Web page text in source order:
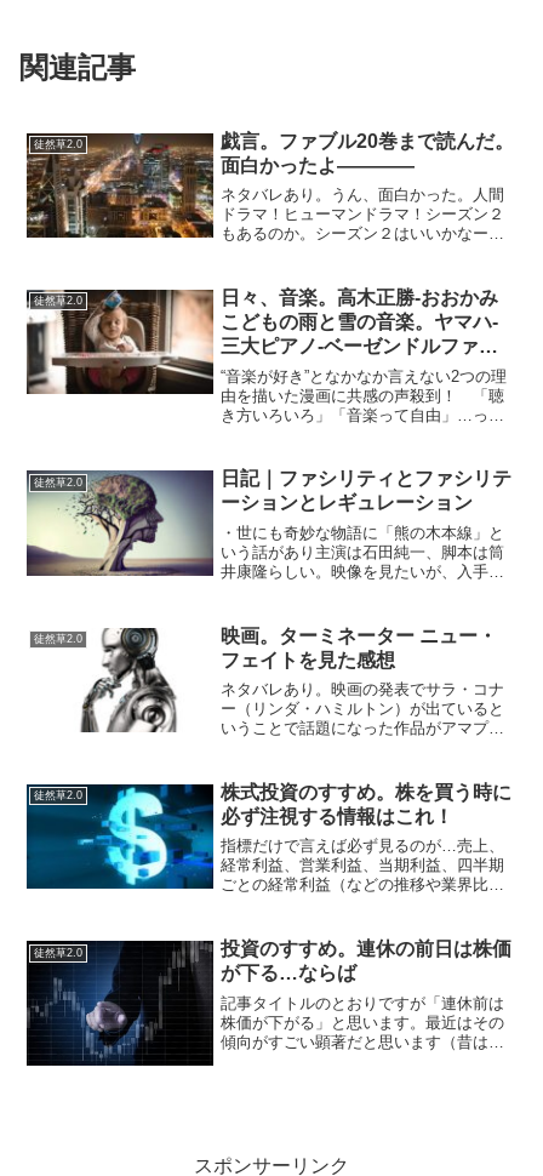
関連記事
徒然草2.0
戯言。ファブル20巻まで読んだ。
面白かったよ――――
ネタバレあり。うん、面白かった。人間
ドラマ！ヒューマンドラマ！シーズン２
もあるのか。シーズン２はいいかなーー
弟分である小島の話まではなんか先が読
めなくて不思議な感じだっ...
徒然草2.0
日々、音楽。高木正勝-おおかみ
こどもの雨と雪の音楽。ヤマハ-
三大ピアノ-ベーゼンドルファ
ー。
“音楽が好き”となかなか言えない2つの理
由を描いた漫画に共感の声殺到！ 「聴
き方いろいろ」「音楽って自由」…って
と米津玄師と星野源くらいしか知らない
ので「音楽が好き」とは...
徒然草2.0
日記｜ファシリティとファシリテ
ーションとレギュレーション
・世にも奇妙な物語に「熊の木本線」と
いう話があり主演は石田純一、脚本は筒
井康隆らしい。映像を見たいが、入手方
し流行った。私から私より少し上の世代
で知る、人ぞ知るレベルで...
徒然草2.0
映画。ターミネーター ニュー・
フェイトを見た感想
ネタバレあり。映画の発表でサラ・コナ
ー（リンダ・ハミルトン）が出ていると
いうことで話題になった作品がアマプラ
ず飛ばずだったということで内容の質は
知れているのは、世間の評...
徒然草2.0
株式投資のすすめ。株を買う時に
必ず注視する情報はこれ！
指標だけで言えば必ず見るのが…売上、
経常利益、営業利益、当期利益、四半期
ごとの経常利益（などの推移や業界比
でぱっと見しやすい指標がこれだからっ
てだけです。本当...
徒然草2.0
投資のすすめ。連休の前日は株価
が下る…ならば
記事タイトルのとおりですが「連休前は
株価が下がる」と思います。最近はその
傾向がすごい顕著だと思います（昔は、
スポンサーリンク